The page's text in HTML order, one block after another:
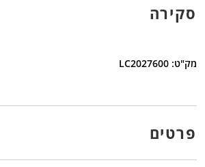
סקירה
מק"ט: LC2027600
פרטים